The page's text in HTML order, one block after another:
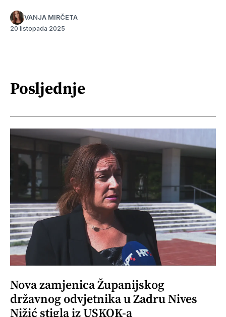
VANJA MIRČETA
20 listopada 2025
Posljednje
Nova zamjenica Županijskog
državnog odvjetnika u Zadru Nives
Nižić stigla iz USKOK-a